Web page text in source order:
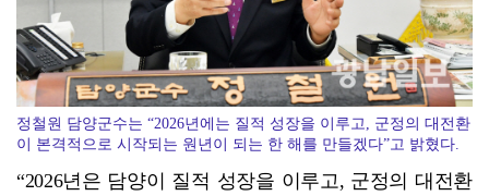
정철원 담양군수는 “2026년에는 질적 성장을 이루고, 군정의 대전환
이 본격적으로 시작되는 원년이 되는 한 해를 만들겠다”고 밝혔다.
“2026년은 담양이 질적 성장을 이루고, 군정의 대전환